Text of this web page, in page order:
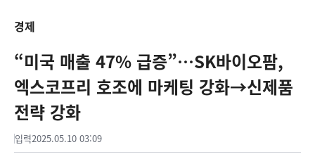
경제
“미국 매출 47% 급증”…SK바이오팜,
엑스코프리 호조에 마케팅 강화→신제품
전략 강화
입력2025.05.10 03:09